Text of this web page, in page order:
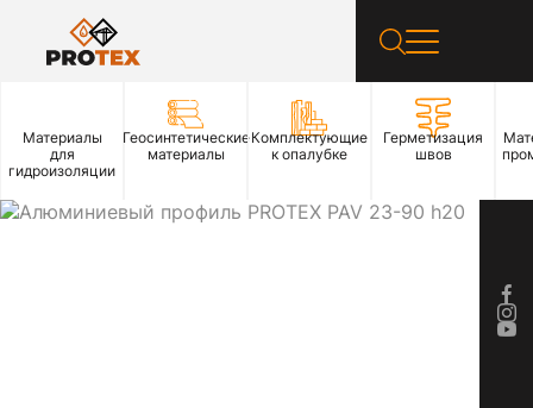
Материалы
для
гидроизоляции
Геосинтетические
материалы
Комплектующие
к опалубке
Герметизация
швов